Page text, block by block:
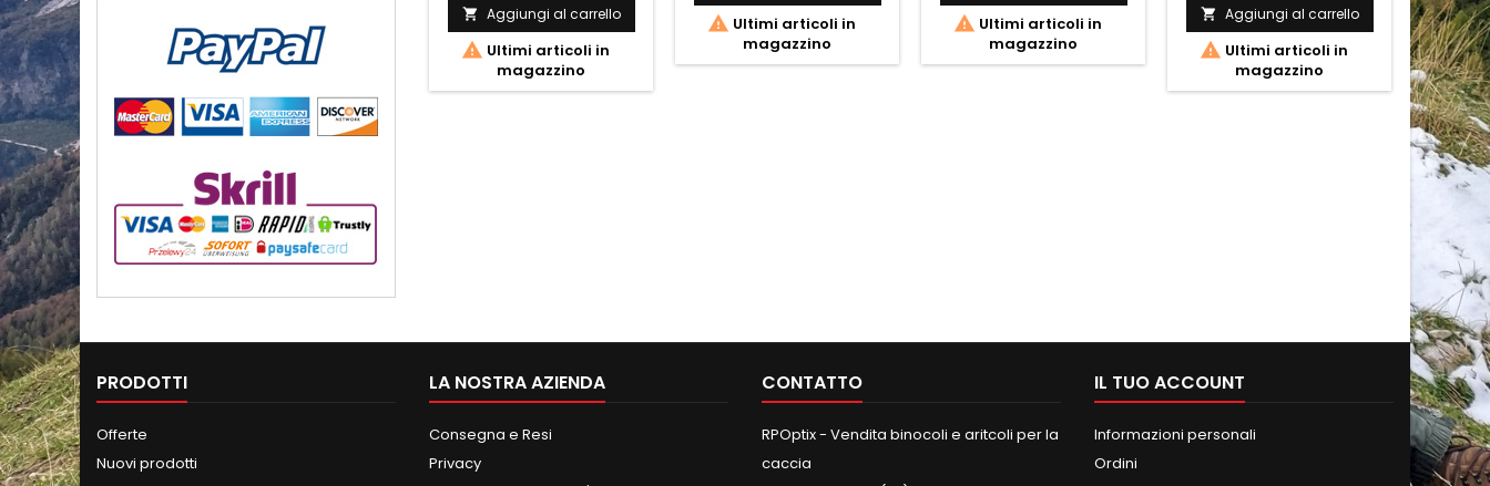
 Aggiungi al carrello
 Ultimi articoli in
magazzino
 Ultimi articoli in
magazzino
 Ultimi articoli in
magazzino
 Aggiungi al carrello
 Ultimi articoli in
magazzino

PRODOTTI
Offerte
Nuovi prodotti
LA NOSTRA AZIENDA
Consegna e Resi
Privacy
CONTATTO
RPOptix - Vendita binocoli e aritcoli per la
caccia
IL TUO ACCOUNT
Informazioni personali
Ordini